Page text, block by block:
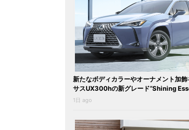
新たなボディカラーやオーナメント加
サスUX300hの新グレード“Shining
1日 ago